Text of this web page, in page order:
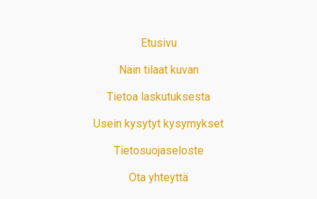
Etusivu
Näin tilaat kuvan
Tietoa laskutuksesta
Usein kysytyt kysymykset
Tietosuojaseloste
Ota yhteyttä